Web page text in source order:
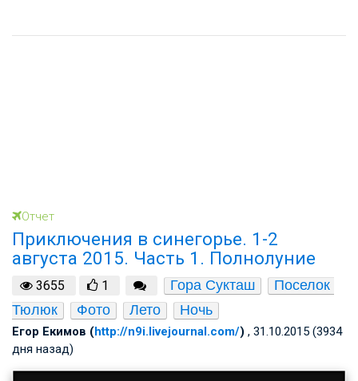
Отчет
Приключения в синегорье. 1-2
августа 2015. Часть 1. Полнолуние
3655 1 Гора Сукташ
Поселок
Тюлюк
Фото Лето Ночь
Егор Екимов (http://n9i.livejournal.com/) , 31.10.2015 (3934
дня назад)